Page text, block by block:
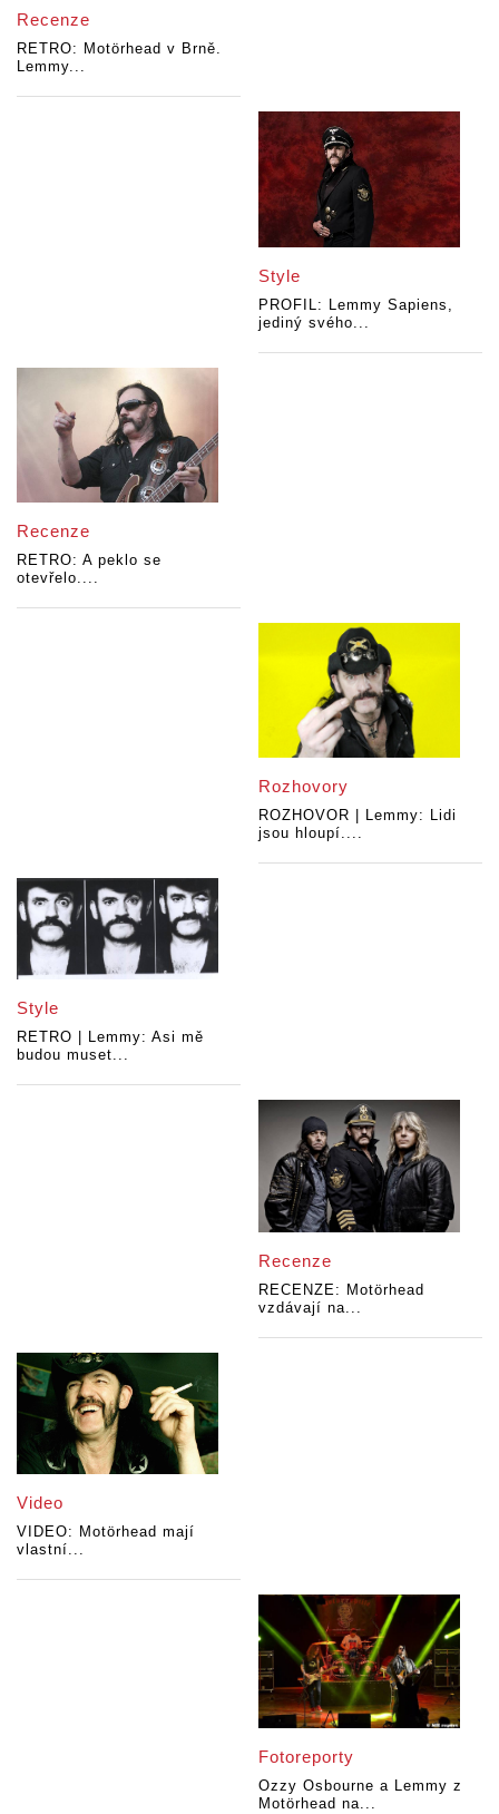
Recenze
RETRO: Motörhead v Brně.
Lemmy...
Style
PROFIL: Lemmy Sapiens,
jediný svého...
Recenze
RETRO: A peklo se
otevřelo....
Rozhovory
ROZHOVOR | Lemmy: Lidi
jsou hloupí....
Style
RETRO | Lemmy: Asi mě
budou muset...
Recenze
RECENZE: Motörhead
vzdávají na...
Video
VIDEO: Motörhead mají
vlastní...
Fotoreporty
Ozzy Osbourne a Lemmy z
Motörhead na...